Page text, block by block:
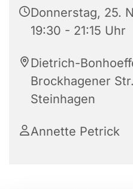
Donnerstag, 25.
19:30 - 21:15 Uhr
Dietrich-
Brockhagener
Steinhagen
Annette Petrick